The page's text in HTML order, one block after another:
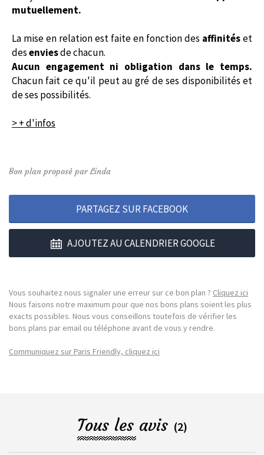
mutuellement.
La mise en relation est faite en fonction des affinitéset
desenviesde chacun.
Aucun engagement ni obligation dans le temps.
Chacun fait ce qu'il peut au gré de ses disponibilités et
de ses possibilités.
> + d'infos
Bon plan proposé par Linda
PARTAGEZ SUR FACEBOOK
AJOUTEZ AU CALENDRIER GOOGLE
Vous souhaitez nous signaler une erreur sur ce bon plan ? Cliquez ici
Nous faisons notre maximum pour que nos bons plans soient les plus
exacts possibles. Nous vous conseillons toutefois de vérifier les
bons plans par email ou téléphone avant de vous y rendre.
Communiquez sur Paris Friendly, cliquez ici
Tous les avis (2)